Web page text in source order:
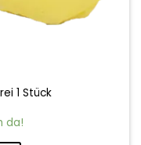
1 Stück
da!